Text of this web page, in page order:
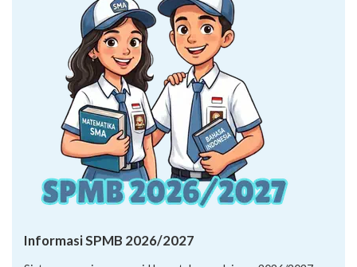
Informasi SPMB 2026/2027